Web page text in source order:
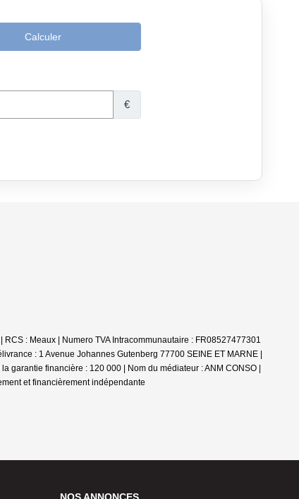
: Meaux | Numero TVA Intracommunautaire : FR08527477301
: 1 Avenue Johannes Gutenberg 77700 SEINE ET MARNE |
garantie financière : 120 000 | Nom du médiateur : ANM CONSO |
et financièrement indépendante